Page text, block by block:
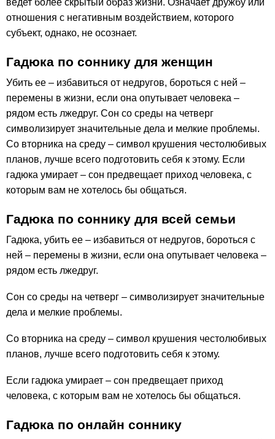
отношения с негативным воздействием, которого
субъект, однако, не осознает.
Гадюка по соннику для женщин
Убить ее – избавиться от недругов, бороться с ней –
перемены в жизни, если она опутывает человека –
рядом есть лжедруг. Сон со среды на четверг
символизирует значительные дела и мелкие проблемы.
Со вторника на среду – символ крушения честолюбивых
планов, лучше всего подготовить себя к этому. Если
гадюка умирает – сон предвещает приход человека, с
которым вам не хотелось бы общаться.
Гадюка по соннику для всей семьи
Гадюка, убить ее – избавиться от недругов, бороться с
ней – перемены в жизни, если она опутывает человека –
рядом есть лжедруг.
Сон со среды на четверг – символизирует значительные
дела и мелкие проблемы.
Со вторника на среду – символ крушения честолюбивых
планов, лучше всего подготовить себя к этому.
Если гадюка умирает – сон предвещает приход
человека, с которым вам не хотелось бы общаться.
Гадюка по онлайн соннику